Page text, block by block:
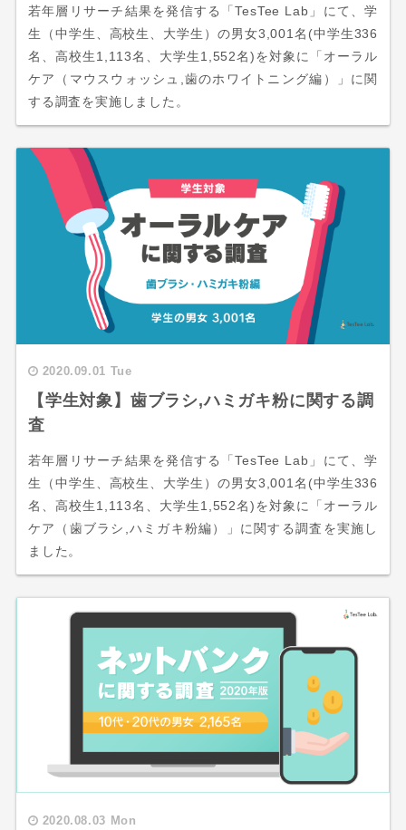
若年層リサーチ結果を発信する「TesTee Lab」にて、学
生（中学生、高校生、大学生）の男女3,001名(中学生336
名、高校生1,113名、大学生1,552名)を対象に「オーラル
ケア（マウスウォッシュ,歯のホワイトニング編）」に関
する調査を実施しました。
2020.09.01 Tue
【学生対象】歯ブラシ,ハミガキ粉に関する調
査
若年層リサーチ結果を発信する「TesTee Lab」にて、学
生（中学生、高校生、大学生）の男女3,001名(中学生336
名、高校生1,113名、大学生1,552名)を対象に「オーラル
ケア（歯ブラシ,ハミガキ粉編）」に関する調査を実施し
ました。
2020.08.03 Mon